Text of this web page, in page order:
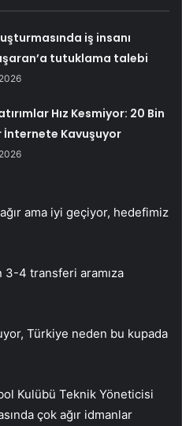
iş insanı
tutuklama talebi
Hız Kesmiyor: 20 Bin
İnternete Kavuşuyor
ama iyi geçiyor, hedefimiz
3-4 transferi aramıza
Türkiye neden bu kupada
Kulübü Teknik Yöneticisi
çok ağır idmanlar